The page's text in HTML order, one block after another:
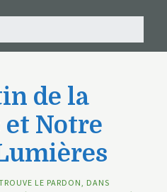
de la
Notre
LE PARDON, DANS